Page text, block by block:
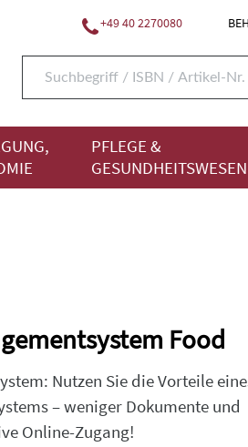
+49 40 2270080
PFLEGE &
GESUNDHEITSWESEN
Food
Nutzen Sie die Vorteile
– weniger Dokumente und
Online-Zugang!